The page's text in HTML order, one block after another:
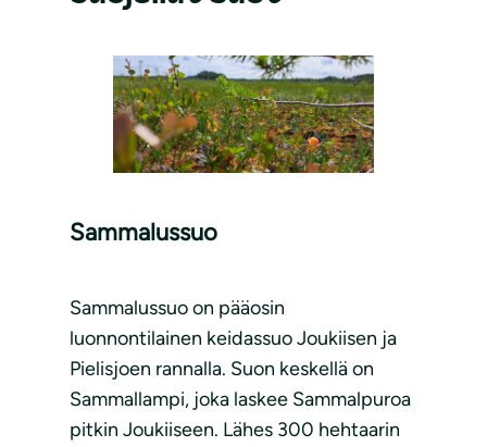
Sammalussuo
Sammalussuo on pääosin
luonnontilainen keidassuo Joukiisen ja
Pielisjoen rannalla. Suon keskellä on
Sammallampi, joka laskee Sammalpuroa
pitkin Joukiiseen. Lähes 300 hehtaarin